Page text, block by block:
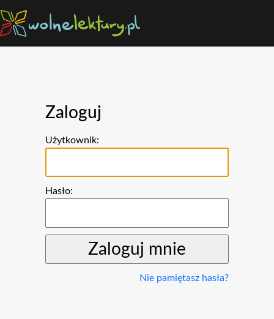
Zaloguj
Użytkownik:
Hasło:
Nie pamiętasz hasła?